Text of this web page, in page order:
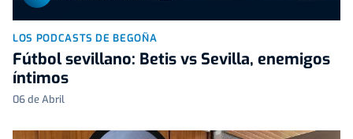
LOS PODCASTS DE BEGOÑA
Fútbol sevillano: Betis vs Sevilla, enemigos
íntimos
06 de Abril